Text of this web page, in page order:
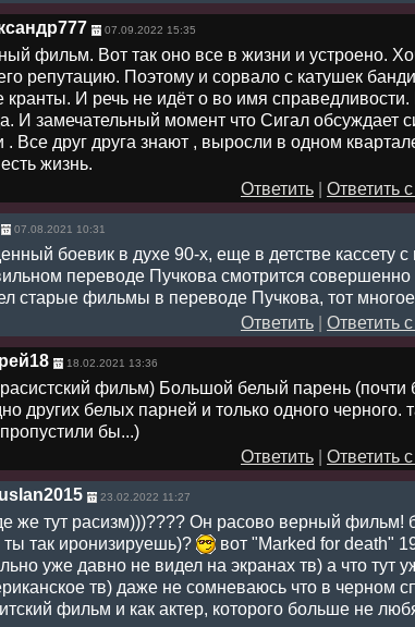
07.09.2022 15:35
фильм. Вот так оно все в жизни и устроено.
репутацию. Поэтому и сорвало с катушек
кранты. И речь не идёт о во имя справедливости.
И замечательный момент что Сигал обсуждает
Все друг друга знают , выросли в одном
жизнь.
Ответить
Ответить
07.08.2021 10:31
боевик в духе 90-х, еще в детстве кассету с
переводе Пучкова смотрится
старые фильмы в переводе Пучкова, тот
Ответить
Ответить
18.02.2021 13:36
фильм) Большой белый парень (почти
других белых парней и только одного черного.
бы...)
Ответить
Ответить
23.02.2022 11:27
же тут расизм)))???? Он расово верный фильм!
ты так иронизируешь)?
вот "Marked for death"
уже давно не видел на экранах тв) а что тут
тв) даже не сомневаюсь что в черном
фильм и как актер, которого больше не